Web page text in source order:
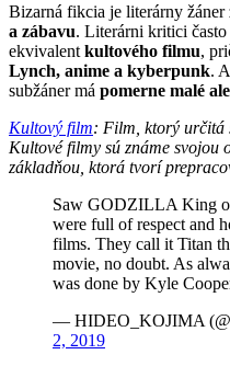
Bizarná fikcia je literárny žáner
a zábavu. Literárni kritici
ekvivalent kultového filmu,
Lynch, anime a kyberpunk.
subžáner má pomerne malé
Kultový film: Film, ktorý určitá
Kultové filmy sú známe svojou
základňou, ktorá tvorí
Saw GODZILLA King
were full of respect and
films. They call it Titan
movie, no doubt. As
was done by Kyle
— HIDEO_KOJIMA
2, 2019